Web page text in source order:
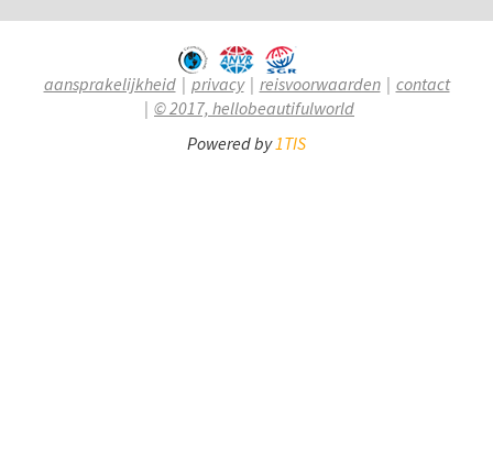
aansprakelijkheid privacy reisvoorwaarden
contact
© 2017, hellobeautifulworld
Powered by 1TIS